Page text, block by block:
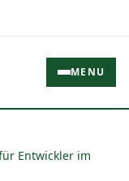
MENU
Entwickler im